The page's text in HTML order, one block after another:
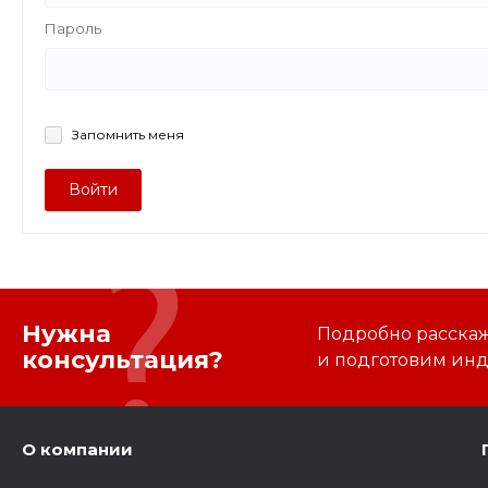
Пароль
Запомнить меня
Войти
Нужна
консультация?
Подробно
и подготовим
О компании